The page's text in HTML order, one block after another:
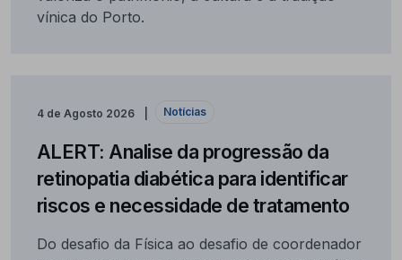
vínica do Porto.
4 de Agosto 2026 Notícias
ALERT: Analise da progressão da
retinopatia diabética para identificar
riscos e necessidade de tratamento
Do desafio da Física ao desafio de coordenador